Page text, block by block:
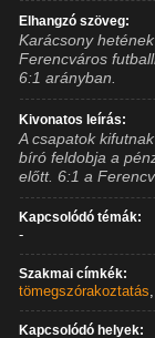
Elhangzó szöveg:
Karácsony
Ferencváros
6:1 arányban.
Kivonatos leírás:
A csapatok
bíró feldobja a
előtt. 6:1 a
Kapcsolódó témák:
-
Szakmai címkék:
tömegszórakoztatás,
Kapcsolódó helyek: